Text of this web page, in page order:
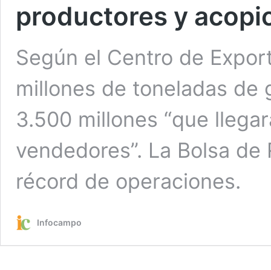
productores y
Según el Centro de
millones de toneladas de
3.500 millones “que
vendedores”. La Bolsa
récord de operaciones.
Infocampo